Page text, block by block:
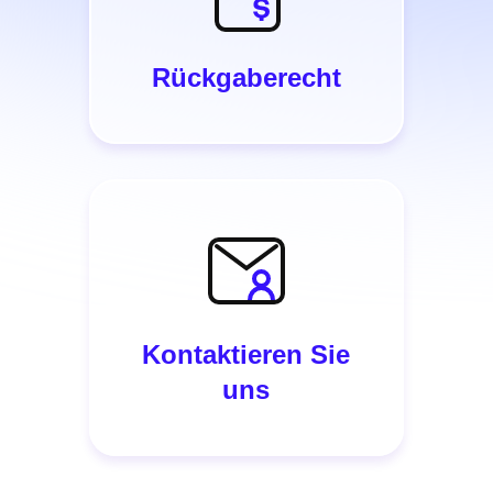
Rückgaberecht
Kontaktieren Sie
uns